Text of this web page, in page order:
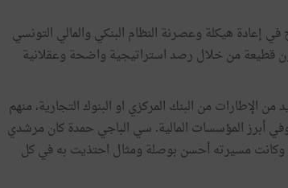
إعادة هيكلة وعصرنة النظام البنكي والمالي التونسي
قطيعة من خلال رصد استراتيجية واضحة وعقلانية
من الإطارات من البنك المركزي او البنوك التجارية، منهم
أبرز المؤسسات المالية. سي الباجي حمدة كان مرشدي
وكانت مسيرته أحسن بوصلة ومثال احتذيت به في كل